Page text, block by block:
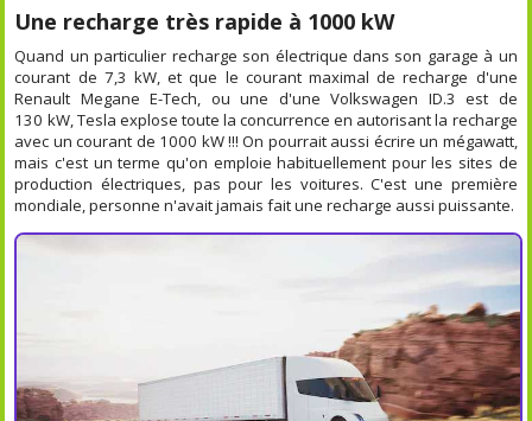
Une recharge très rapide à 1000 kW
Quand un particulier recharge son électrique dans son garage à un
courant de 7,3 kW, et que le courant maximal de recharge d'une
Renault Megane E-Tech, ou une d'une Volkswagen ID.3 est de
130 kW, Tesla explose toute la concurrence en autorisant la recharge
avec un courant de 1000 kW !!! On pourrait aussi écrire un mégawatt,
mais c'est un terme qu'on emploie habituellement pour les sites de
production électriques, pas pour les voitures. C'est une première
mondiale, personne n'avait jamais fait une recharge aussi puissante.